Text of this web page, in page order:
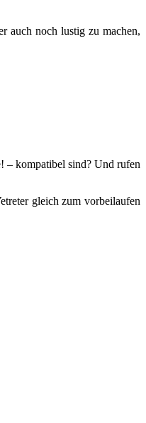
auch noch lustig zu machen,
– kompatibel sind? Und rufen
gleich zum vorbeilaufen